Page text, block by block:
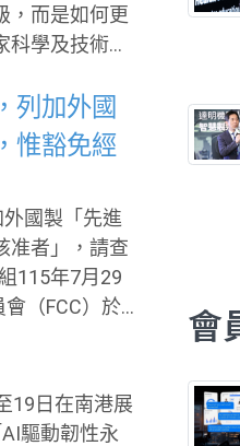
，而是如何更
學及技術委
臺灣創新技
研成果，打
協助企業快
除技術展示
業與研究團隊
業到未來科
列加外國
惟豁免經
國製「先進
准者」，請查
逆變器」（p
惟豁免經戰爭
Appr
19日在南港展
驅動韌性永
會